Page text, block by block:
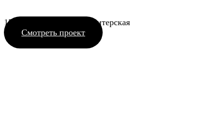
150_14 ул. Шмидта кондитерская
Смотреть проект